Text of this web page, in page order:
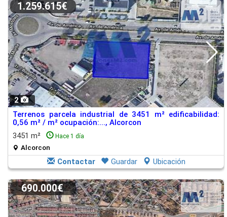
2
1.259.615€
Terrenos parcela industrial de 3451 m² edificabilidad:
0,56 m² / m² ocupación:..., Alcorcon
3451 m²
Hace 1 día
Alcorcon
Contactar Guardar Ubicación
690.000€